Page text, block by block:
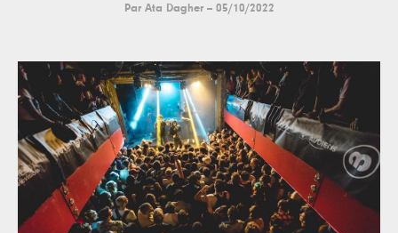
Par Ata Dagher -- 05/10/2022